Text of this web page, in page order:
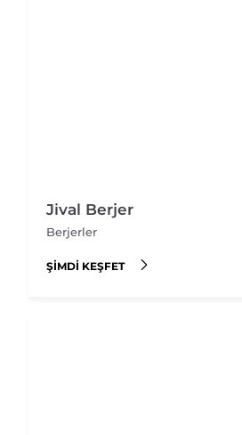
Jival Berjer
Berjerler
ŞIMDI KEŞFET